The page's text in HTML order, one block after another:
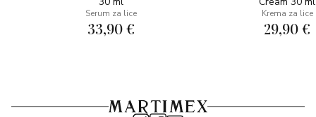
Zlatni kolagenin
STEARATE CITRATE , LIMNANTHES ALBA
Serum za lice
33,90 €
Krema za lice
29,90 €